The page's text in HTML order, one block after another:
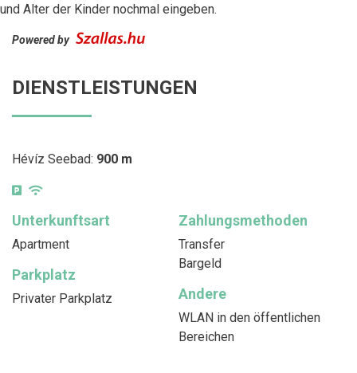
und Alter der Kinder nochmal eingeben.
Powered by
DIENSTLEISTUNGEN
Hévíz Seebad: 900 m
Unterkunftsart
Apartment
Zahlungsmethoden
Transfer
Bargeld
Parkplatz
Privater Parkplatz Andere
WLAN in den öffentlichen
Bereichen